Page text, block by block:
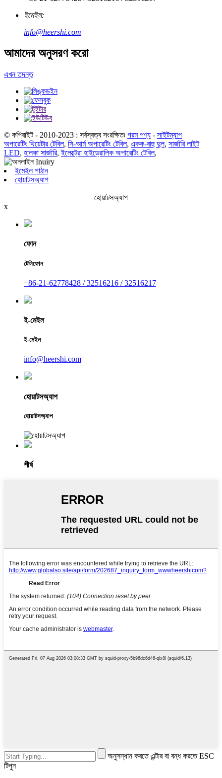
ইমেইল:
info@heershi.com
আমাদের অনুসরণ করো
এখন তদন্ত
© কপিরাইট - 2010-2023 : সর্বস্বত্ব সংরক্ষিত৷ গরম পণ্য - সাইটম্যাপ
অপারেটিং থিয়েটার টেবিল, সি-আর্ম অপারেটিং টেবিল, একক-বাহু দুল, সার্জারি লাইট
LED, হালকা সার্জারি,ইলেক্ট্রো হাইড্রোলিক অপারেটিং টেবিল,
ইমেইল পাঠান
হোয়াটসঅ্যাপ
হোয়াটসঅ্যাপ
x
ফোন
টেলিফোন
+86-21-62778428 / 32516216 / 32516217
ই-মেইল
ই-মেইল
info@heershi.com
হোয়াটসঅ্যাপ
হোয়াটসঅ্যাপ
শীর্ষ
অনুসন্ধান করতে এন্টার বা বন্ধ করতে ESC
টিপুন